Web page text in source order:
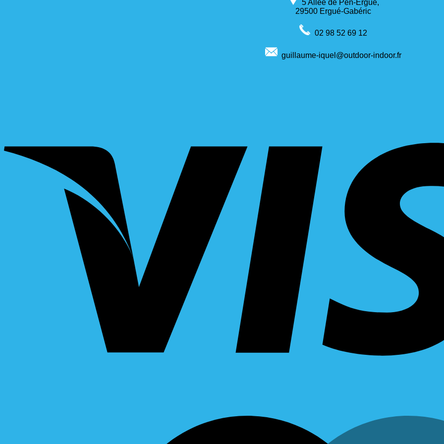
5 Allée de Pen-Ergué,
29500 Ergué-Gabéric
02 98 52 69 12
guillaume-iquel@outdoor-indoor.fr